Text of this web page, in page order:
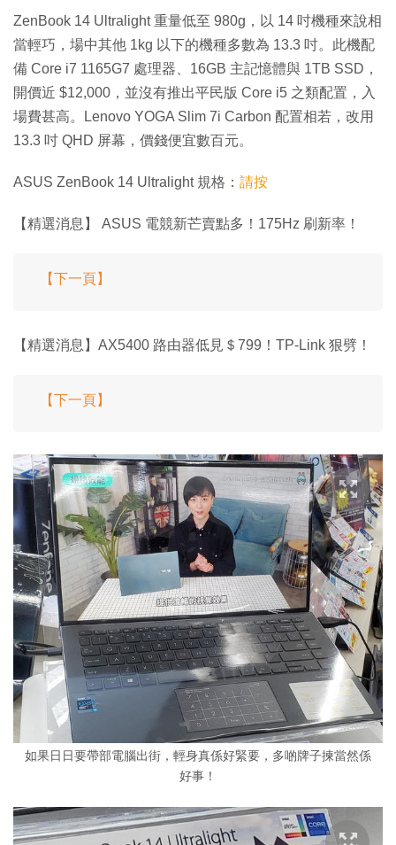
ZenBook 14 Ultralight 重量低至 980g，以 14 吋機種來說相
當輕巧，場中其他 1kg 以下的機種多數為 13.3 吋。此機配
備 Core i7 1165G7 處理器、16GB 主記憶體與 1TB SSD，
開價近 $12,000，並沒有推出平民版 Core i5 之類配置，入
場費甚高。Lenovo YOGA Slim 7i Carbon 配置相若，改用
13.3 吋 QHD 屏幕，價錢便宜數百元。
ASUS ZenBook 14 Ultralight 規格： 請按
【精選消息】 ASUS 電競新芒賣點多！175Hz 刷新率！
【下一頁】
【精選消息】AX5400 路由器低見＄799！TP-Link 狠劈！
【下一頁】
如果日日要帶部電腦出街，輕身真係好緊要，多啲牌子揀當然係
好事！